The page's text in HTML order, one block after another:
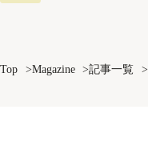
Top Magazine 記事一覧